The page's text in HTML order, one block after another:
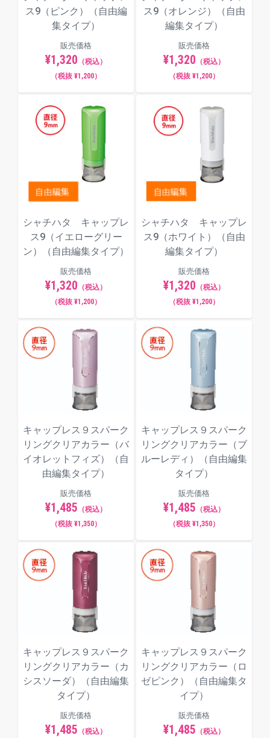
ス9（ピンク）（自由編
集タイプ）
販売価格
¥1,320 （税込）
（税抜 ¥1,200）
ス9（オレンジ）（自由
編集タイプ）
販売価格
¥1,320 （税込）
（税抜 ¥1,200）
シャチハタ キャップレ
ス9（イエローグリー
ン）（自由編集タイプ）
販売価格
¥1,320 （税込）
（税抜 ¥1,200）
シャチハタ キャップレ
ス9（ホワイト）（自由
編集タイプ）
販売価格
¥1,320 （税込）
（税抜 ¥1,200）
キャップレス９スパーク
リングクリアカラー（バ
イオレットフィズ）（自
由編集タイプ）
販売価格
¥1,485 （税込）
（税抜 ¥1,350）
キャップレス９スパーク
リングクリアカラー（ブ
ルーレディ）（自由編集
タイプ）
販売価格
¥1,485 （税込）
（税抜 ¥1,350）
キャップレス９スパーク
リングクリアカラー（カ
シスソーダ）（自由編集
タイプ）
販売価格
¥1,485 （税込）
キャップレス９スパーク
リングクリアカラー（ロ
ゼピンク）（自由編集タ
イプ）
販売価格
¥1,485 （税込）